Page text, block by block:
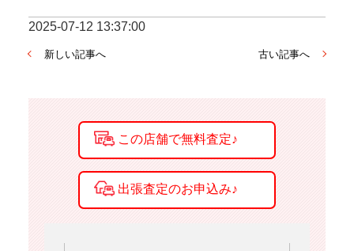
2025-07-12 13:37:00
新しい記事へ 古い記事へ